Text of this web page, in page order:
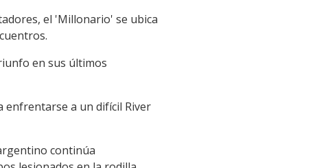
el 'Millonario' se ubica
en sus últimos
enfrentarse a un difícil River
continúa